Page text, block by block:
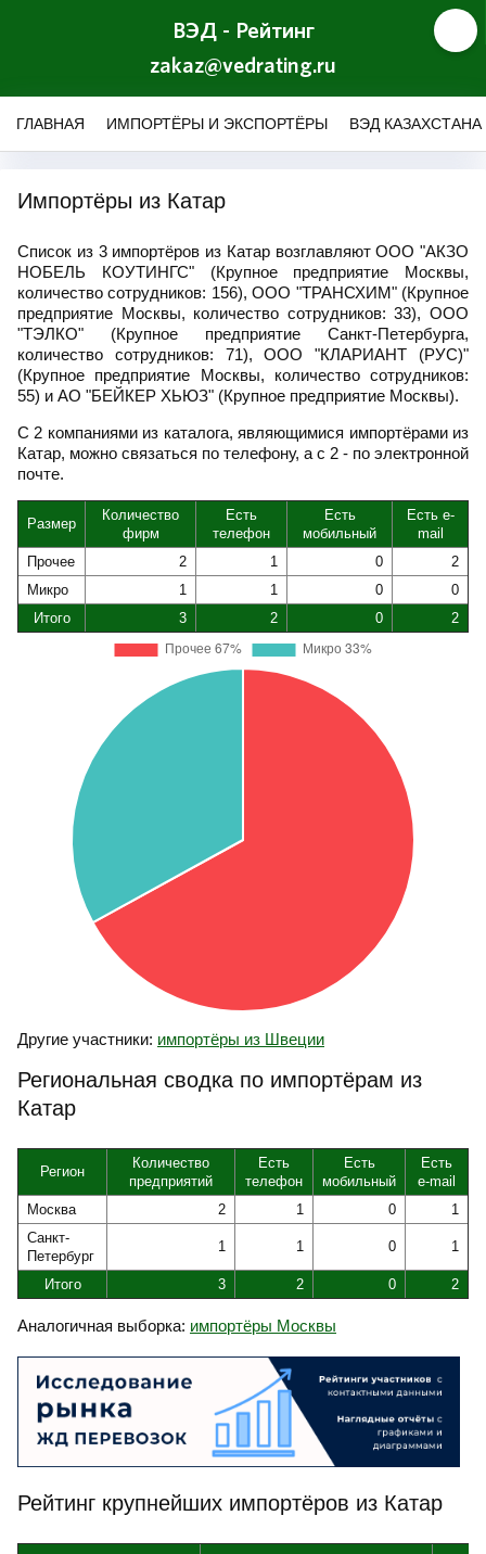
ВЭД - Рейтинг
zakaz@vedrating.ru
ГЛАВНАЯ ИМПОРТЁРЫ И ЭКСПОРТЁРЫ ВЭД КАЗАХСТАНА
Импортёры из Катар
Список из 3 импортёров из Катар возглавляют ООО "АКЗО
НОБЕЛЬ КОУТИНГС" (Крупное предприятие Москвы,
количество сотрудников: 156), ООО "ТРАНСХИМ" (Крупное
предприятие Москвы, количество сотрудников: 33), ООО
"ТЭЛКО" (Крупное предприятие Санкт-Петербурга,
количество сотрудников: 71), ООО "КЛАРИАНТ (РУС)"
(Крупное предприятие Москвы, количество сотрудников:
55) и АО "БЕЙКЕР ХЬЮЗ" (Крупное предприятие Москвы).
С 2 компаниями из каталога, являющимися импортёрами из
Катар, можно связаться по телефону, а с 2 - по электронной
почте.
Размер
Количество
фирм
Есть
телефон
Есть
мобильный
Есть e-
mail
Прочее
2 1 0
2
Микро
1 1 0
0
Итого
3 2 0 2
Другие участники: импортёры из Швеции
Региональная сводка по импортёрам из
Катар
Регион
Количество
предприятий
Есть
телефон
Есть
мобильный
Есть
e-mail
Москва
2 1 0
1
Санкт-
Петербург
1 1 0 1
Итого 3 2 0 2
Аналогичная выборка: импортёры Москвы
Рейтинг крупнейших импортёров из Катар